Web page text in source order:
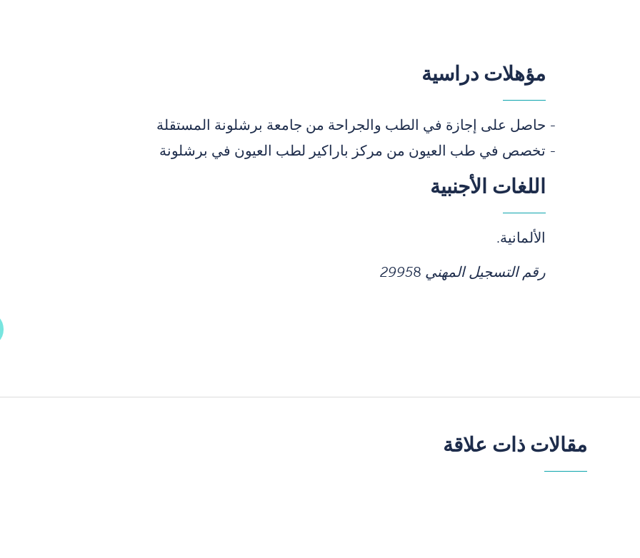
مؤهلات دراسية
حاصل على إجازة في الطب والجراحة من جامعة برشلونة المستقلة
تخصص في طب العيون من مركز باراكير لطب العيون في برشلونة
اللغات الأجنبية
الألمانية.
رقم التسجيل المهني 2995 8
مقالات ذات علاقة